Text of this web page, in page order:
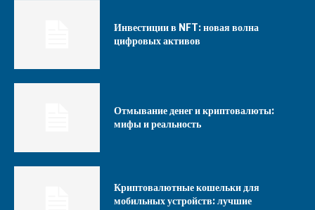
Инвестиции в NFT: новая волна
цифровых активов
Отмывание денег и криптовалюты:
мифы и реальность
Криптовалютные кошельки для
мобильных устройств: лучшие